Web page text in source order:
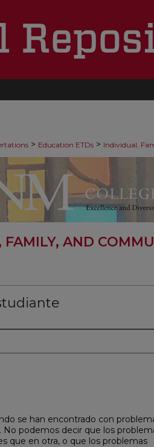
> Education ETDs > Individual,
AND
se han encontrado con
No podemos decir que los
que en otra, o que los problemas